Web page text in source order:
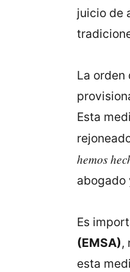
juicio de
La orden
Esta
hemos
abogado
Es
(EMSA),
esta